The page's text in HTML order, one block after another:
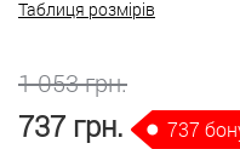
Таблиця розмірів
1 053 грн.
737 грн. 737